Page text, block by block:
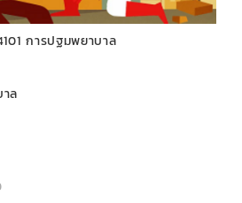
การปฐมพยาบาล
ล